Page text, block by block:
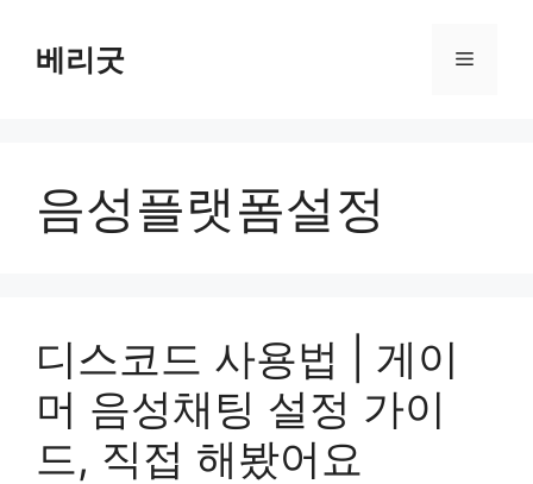
베리굿 메
음성플랫폼설정
디스코드 사용법 | 게이
머 음성채팅 설정 가이
드, 직접 해봤어요